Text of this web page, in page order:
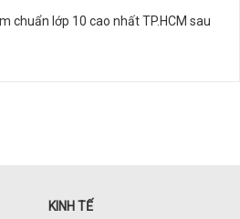
chuẩn lớp 10 cao nhất TP.HCM sau
KINH TẾ